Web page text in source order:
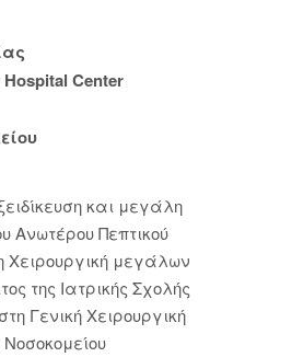
Center
και μεγάλη
Ανωτέρου Πεπτικού
Χειρουργική μεγάλων
της Ιατρικής Σχολής
Γενική Χειρουργική